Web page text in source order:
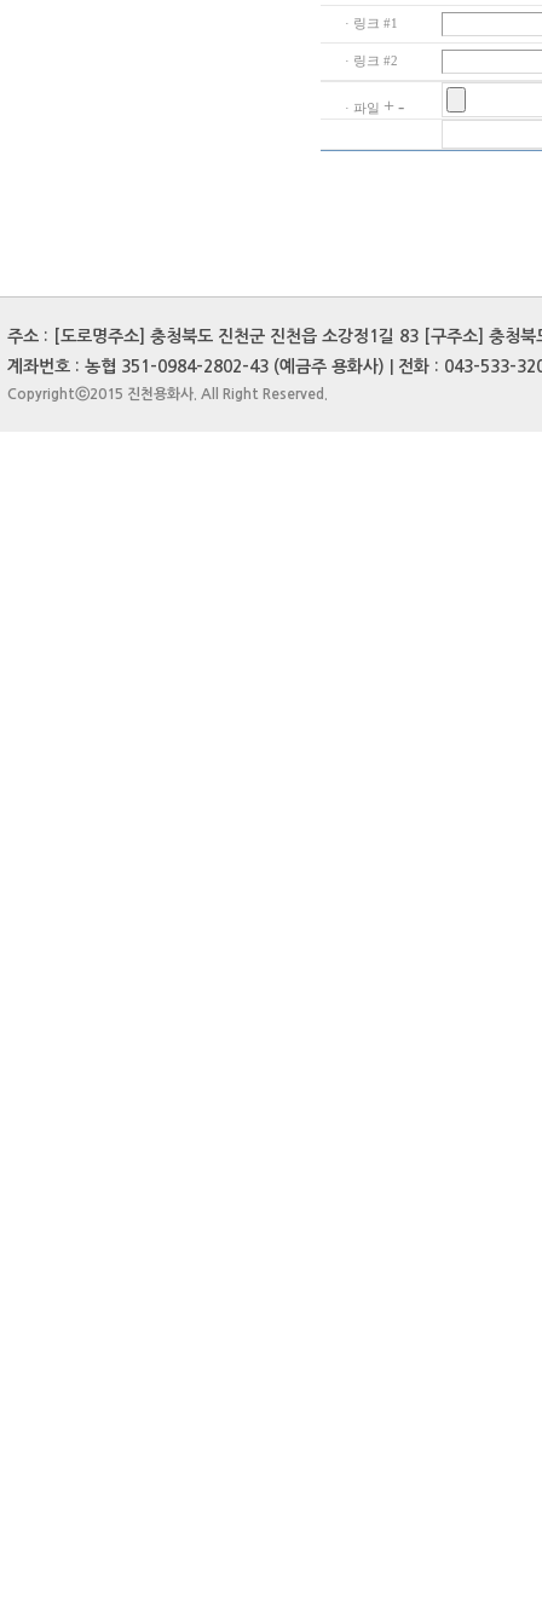
· 링크 #1
· 링크 #2
· 파일 +-
주소 : [도로명주소] 충청북도 진천군 진천읍 소강정1길 83 [구주소] 충청
계좌번호 : 농협 351-0984-2802-43 (예금주 용화사) | 전화 : 043-533-
Copyrightⓒ2015 진천용화사. All Right Reserved.